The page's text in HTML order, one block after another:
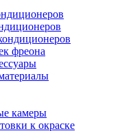
фреона
камеры
к окраске